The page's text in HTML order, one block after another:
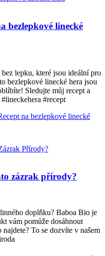
bezlepkové linecké
lepku, které jsou ideální pro
bezlepkové linecké hera jsou
Sledujte můj recept a
#recept
na bezlepkové linecké
zázrak přírody?
doplňku? Baboa Bio je
vám pomůže dosáhnout
To se dozvíte v našem